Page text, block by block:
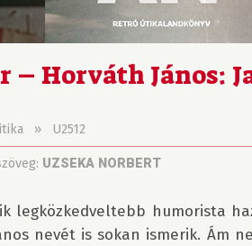
– Horváth János:
» U2512
UZSEKA NORBERT
legközkedveltebb humorista
nevét is sokan ismerik. Ám